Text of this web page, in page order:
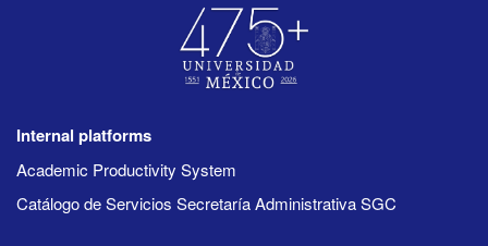
Internal platforms
Academic Productivity System
Catálogo de Servicios Secretaría Administrativa SGC